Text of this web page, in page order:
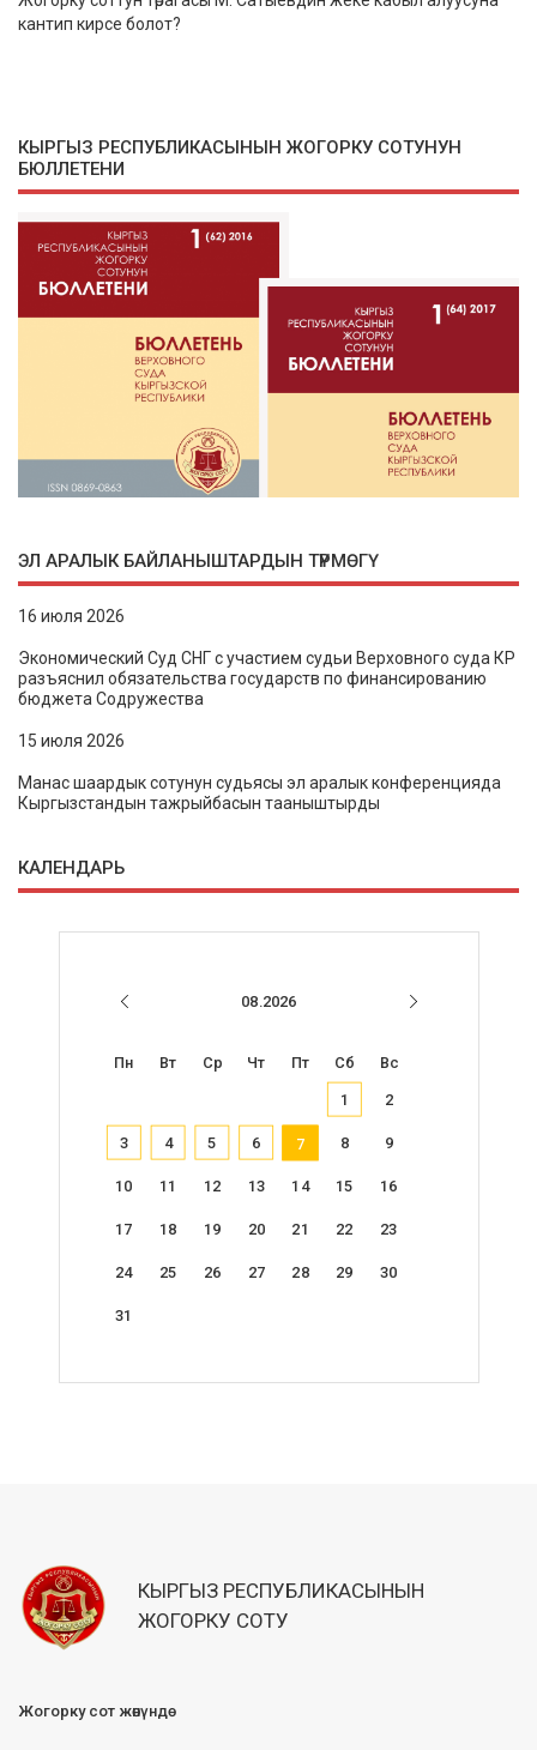
кантип кирсе болот?
КЫРГЫЗ РЕСПУБЛИКАСЫНЫН ЖОГОРКУ СОТУНУН
БЮЛЛЕТЕНИ
ЭЛ АРАЛЫК БАЙЛАНЫШТАРДЫН ТҮРМӨГҮ
16 июля 2026
Экономический Суд СНГ с участием судьи Верховного суда КР
разъяснил обязательства государств по финансированию
бюджета Содружества
15 июля 2026
Манас шаардык сотунун судьясы эл аралык конференцияда
Кыргызстандын тажрыйбасын тааныштырды
КАЛЕНДАРЬ
08.2026
Пн Вт Ср Чт Пт Сб Вс
1 2
3 4 5 6 7 8 9
10 11 12 13 14 15 16
17 18 19 20 21 22 23
24 25 26 27 28 29 30
31
КЫРГЫЗ РЕСПУБЛИКАСЫНЫН
ЖОГОРКУ СОТУ
Жогорку сот жөнүндө